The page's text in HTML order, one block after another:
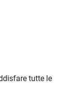
tutte le